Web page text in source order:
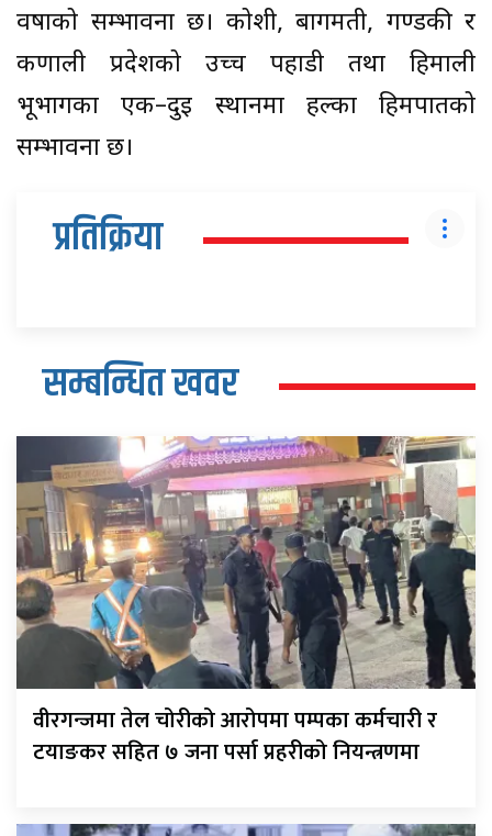
वर्षाको सम्भावना छ। कोशी, बागमती, गण्डकी र
कर्णाली प्रदेशको उच्च पहाडी तथा हिमाली
भूभागका एक–दुई स्थानमा हल्का हिमपातको
सम्भावना छ।
प्रतिक्रिया
सम्बन्धित खवर
वीरगन्जमा तेल चोरीको आरोपमा पम्पका कर्मचारी र
टयाङकर सहित ७ जना पर्सा प्रहरीको नियन्त्रणमा